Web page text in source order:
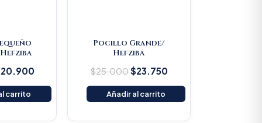
20.900
carrito
Pocillo Grande/
Hefziba
$25.000$23.750
Añadir al carrito